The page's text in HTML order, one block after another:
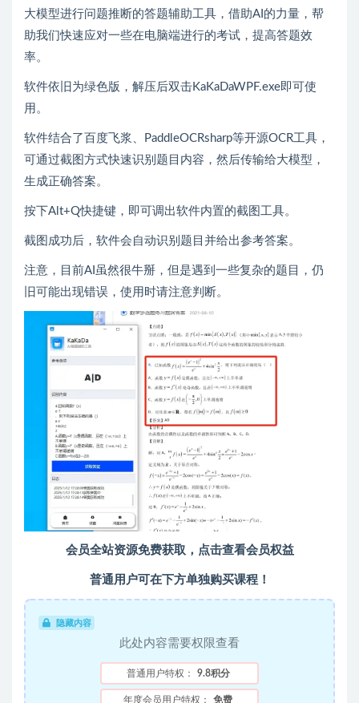
大模型进行问题推断的答题辅助工具，借助AI的力量，帮
助我们快速应对一些在电脑端进行的考试，提高答题效
率。
软件依旧为绿色版，解压后双击KaKaDaWPF.exe即可使
用。
软件结合了百度飞浆、PaddleOCRsharp等开源OCR工具，
可通过截图方式快速识别题目内容，然后传输给大模型，
生成正确答案。
按下Alt+Q快捷键，即可调出软件内置的截图工具。
截图成功后，软件会自动识别题目并给出参考答案。
注意，目前AI虽然很牛掰，但是遇到一些复杂的题目，仍
旧可能出现错误，使用时请注意判断。
会员全站资源免费获取，点击查看会员权益
普通用户可在下方单独购买课程！
隐藏内容
此处内容需要权限查看
普通用户特权： 9.8积分
年度会员用户特权： 免费